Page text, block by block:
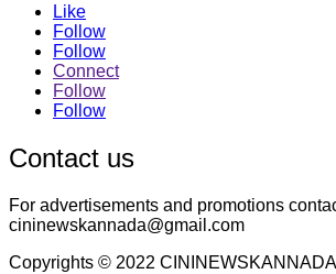
Like
Follow
Follow
Connect
Follow
Follow
Contact us
For advertisements and promotions
cininewskannada@gmail.com
Copyrights © 2022